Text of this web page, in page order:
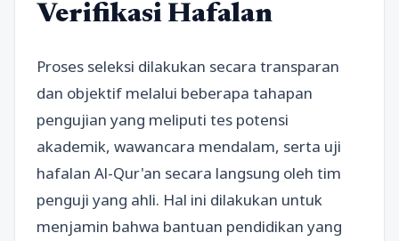
Verifikasi Hafalan
Proses seleksi dilakukan secara transparan
dan objektif melalui beberapa tahapan
pengujian yang meliputi tes potensi
akademik, wawancara mendalam, serta uji
hafalan Al-Qur'an secara langsung oleh tim
penguji yang ahli. Hal ini dilakukan untuk
menjamin bahwa bantuan pendidikan yang